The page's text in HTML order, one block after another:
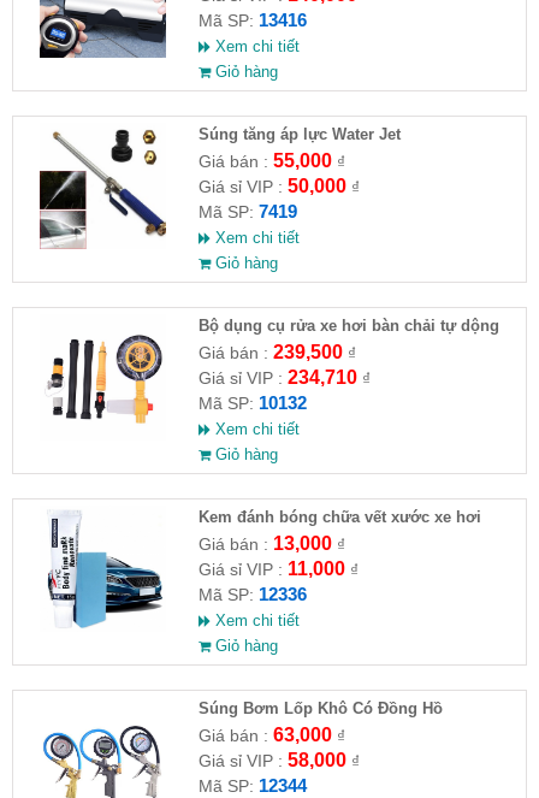
Mã SP: 13416
Xem chi tiết
Giỏ hàng
Súng tăng áp lực Water Jet
Giá bán : 55,000₫
Giá sỉ VIP : 50,000₫
Mã SP: 7419
Xem chi tiết
Giỏ hàng
Bộ dụng cụ rửa xe hơi bàn chải tự dộng
kèm 10m ống nước
Giá bán : 239,500₫
Giá sỉ VIP : 234,710₫
Mã SP: 10132
Xem chi tiết
Giỏ hàng
Kem đánh bóng chữa vết xước xe hơi
Giá bán : 13,000₫
Giá sỉ VIP : 11,000₫
Mã SP: 12336
Xem chi tiết
Giỏ hàng
Súng Bơm Lốp Khô Có Đồng Hồ
Giá bán : 63,000₫
Giá sỉ VIP : 58,000₫
Mã SP: 12344